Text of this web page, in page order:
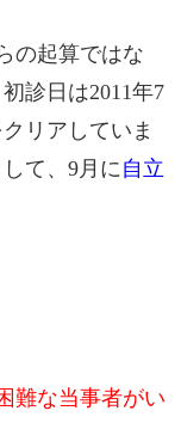
の起算ではな
診日は2011年7
リアしていま
て、9月に 自立
難な当事者がい